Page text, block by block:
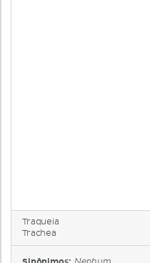
Traqueia
Trachea